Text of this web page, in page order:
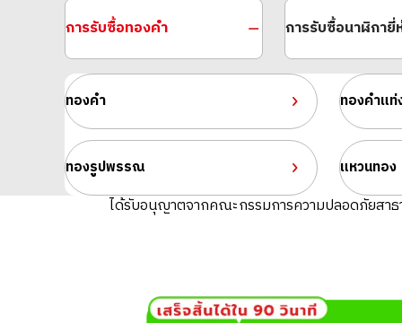
Platinum (Pt900) earrings
ราคารับซื้ออ้างอิง
ASK
การรับซื้อทองคำ
ทองคำ ทองคำแท่
ทองรูปพรรณ แหวนทอง
การรับซื้อนาฬิกายี่
ได้รับอนุญาตจากคณะกรรมการความปลอดภัยสา